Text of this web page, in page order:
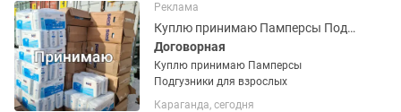
Реклама
Куплю принимаю Памперсы Подгузники для взрослых
Договорная
Куплю принимаю Памперсы
Подгузники для взрослых
Караганда, сегодня